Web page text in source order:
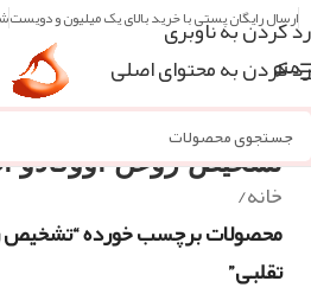
رد کردن به ناوبری
رد کردن به محتوای اصلی
ارسال رایگان پستی با خرید بالای یک میلیون و دویست
منو
تشخیص روغن آووکادو
خانه/
محصولات برچسب خورده “تشخیص
تقلبی”